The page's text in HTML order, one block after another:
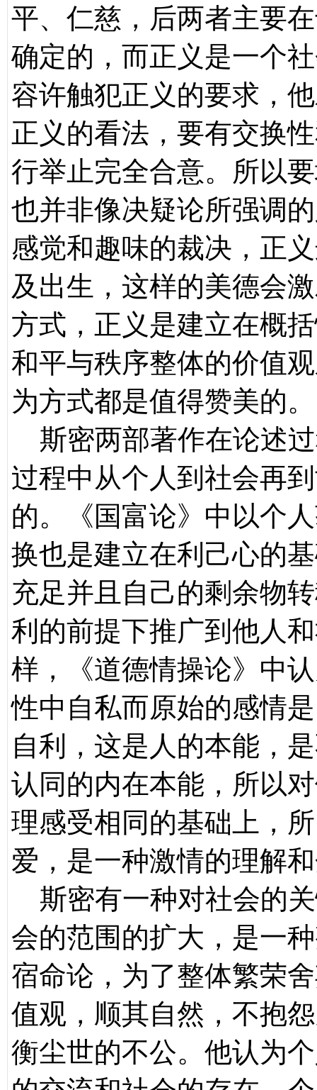
平、仁慈，后两者主要
确定的，而正义是一个
容许触犯正义的要求，
正义的看法，要有交换
行举止完全合意。所以
也并非像决疑论所强调
感觉和趣味的裁决，正
及出生，这样的美德会
方式，正义是建立在概
和平与秩序整体的价值
为方式都是值得赞美的。
斯密两部著作在论述
过程中从个人到社会再
的。《国富论》中以个
换也是建立在利己心的
充足并且自己的剩余物
利的前提下推广到他人
样，《道德情操论》中
性中自私而原始的感情
自利，这是人的本能，
认同的内在本能，所以
理感受相同的基础上，
爱，是一种激情的理解
斯密有一种对社会的
会的范围的扩大，是一
宿命论，为了整体繁荣
值观，顺其自然，不抱
衡尘世的不公。他认为